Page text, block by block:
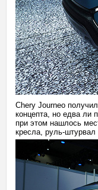
Chery Journeo
концепта, но едва ли
при этом нашлось
кресла, руль-